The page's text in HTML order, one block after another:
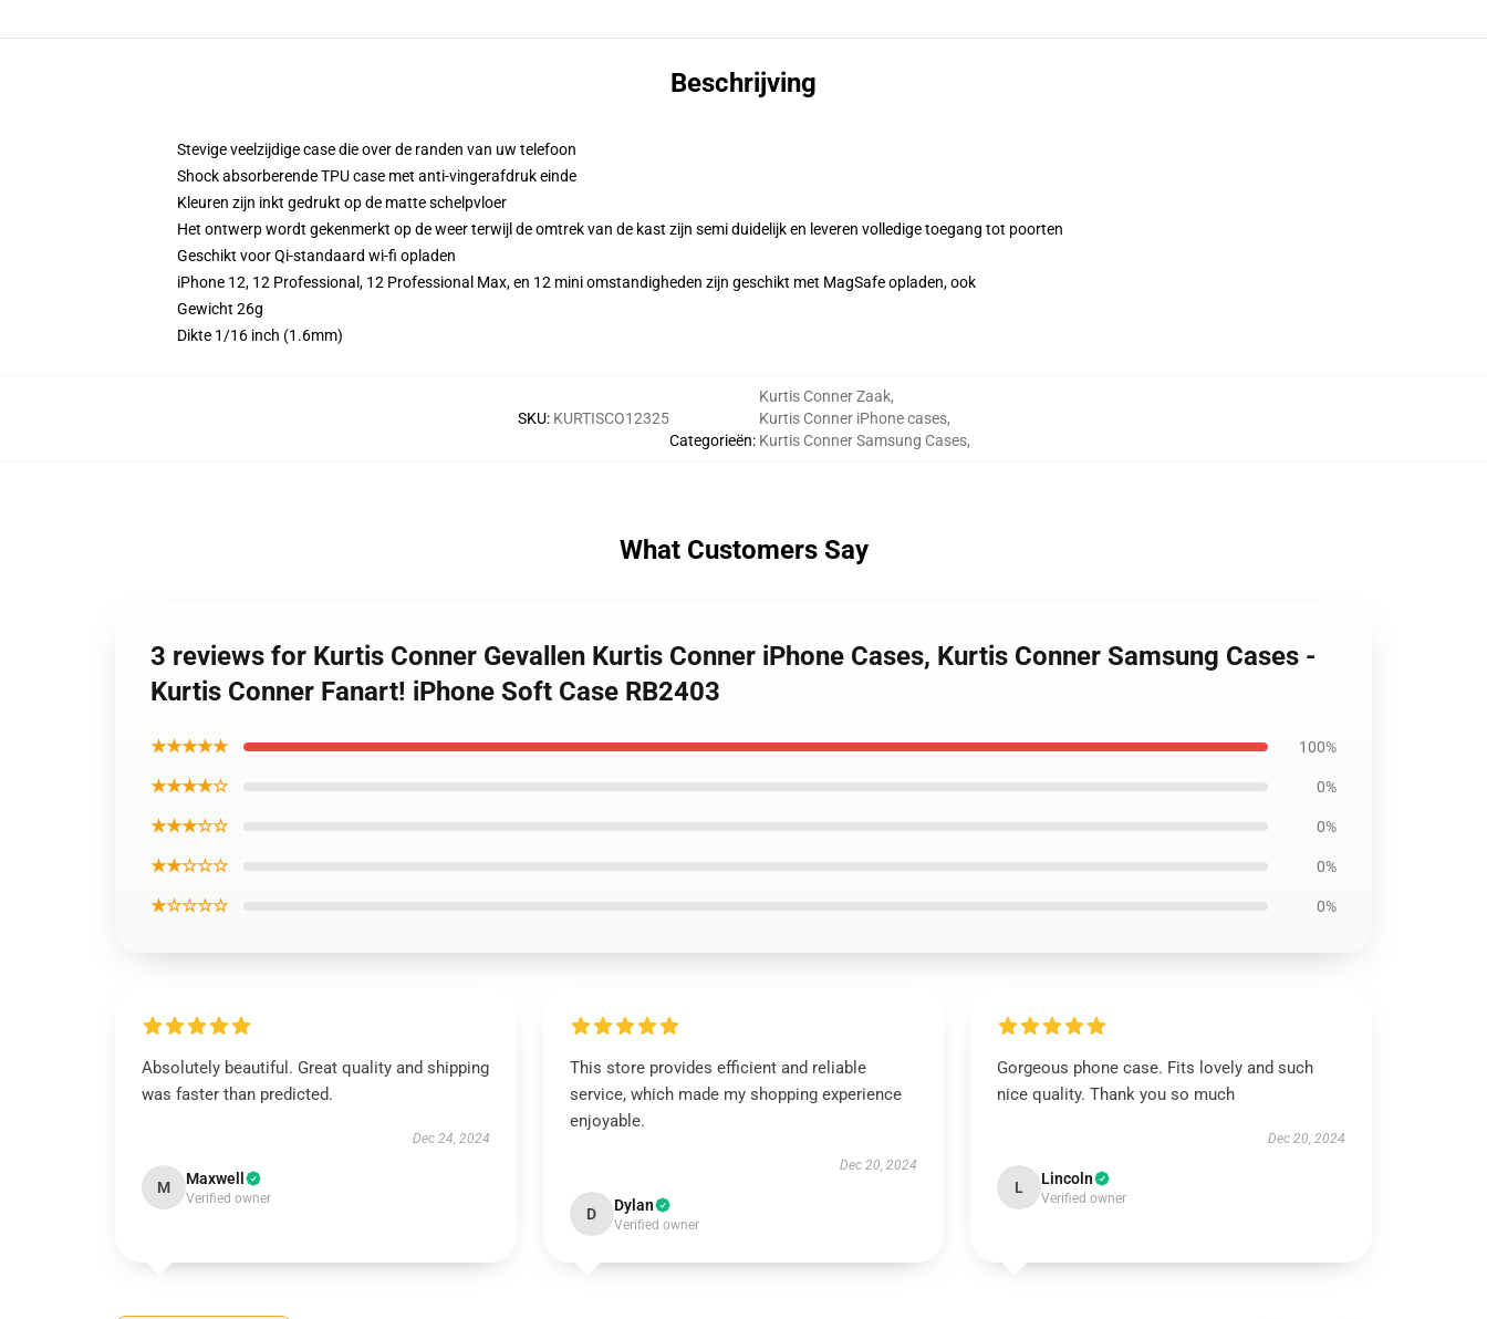
Beschrijving
Stevige veelzijdige case die over de randen van uw telefoon
Shock absorberende TPU case met anti-vingerafdruk einde
Kleuren zijn inkt gedrukt op de matte schelpvloer
Het ontwerp wordt gekenmerkt op de weer terwijl de omtrek van de kast zijn semi duidelijk en leveren volledige toegang tot poorten
Geschikt voor Qi-standaard wi-fi opladen
iPhone 12, 12 Professional, 12 Professional Max, en 12 mini omstandigheden zijn geschikt met MagSafe opladen, ook
Gewicht 26g
Dikte 1/16 inch (1.6mm)
SKU: KURTISCO12325
Categorieën:
Kurtis Conner Zaak,
Kurtis Conner iPhone cases,
Kurtis Conner Samsung Cases,
What Customers Say
3 reviews for Kurtis Conner Gevallen Kurtis Conner iPhone Cases, Kurtis Conner Samsung Cases -
Kurtis Conner Fanart! iPhone Soft Case RB2403
★★★★★ 100%
★★★★☆ 0%
★★★☆☆ 0%
★★☆☆☆ 0%
★☆☆☆☆ 0%
Absolutely beautiful. Great quality and shipping
was faster than predicted.
Dec 24, 2024
M Maxwell
Verified owner
This store provides efficient and reliable
service, which made my shopping experience
enjoyable.
Dec 20, 2024
D Dylan
Verified owner
Gorgeous phone case. Fits lovely and such
nice quality. Thank you so much
Dec 20, 2024
L Lincoln
Verified owner